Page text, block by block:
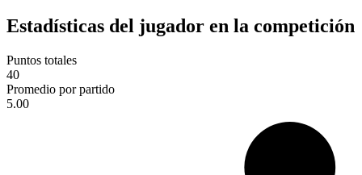
Estadísticas del jugador en la competición
Puntos totales
40
Promedio por partido
5.00